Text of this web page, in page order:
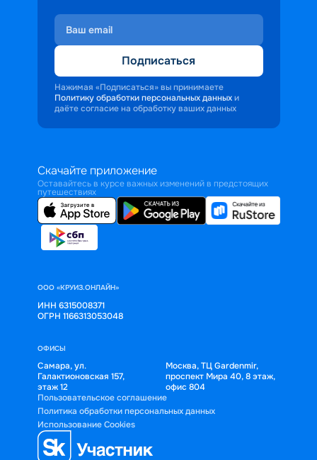
Подписаться
Нажимая «Подписаться» вы принимаете
Политику обработки персональных данных и
даёте согласие на обработку ваших данных
Скачайте приложение
Оставайтесь в курсе важных изменений в предстоящих
путешествиях
ООО «КРУИЗ.ОНЛАЙН»
ИНН 6315008371
ОГРН 1166313053048
ОФИСЫ
Самара, ул.
Галактионовская 157,
этаж 12
Москва, ТЦ Gardenmir,
проспект Мира 40, 8 этаж,
офис 804
Пользовательское соглашение
Политика обработки персональных данных
Использование Cookies